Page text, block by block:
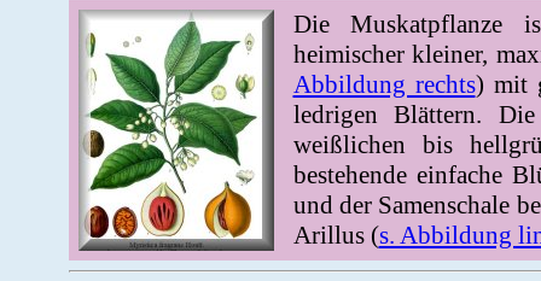
Die Muskatpflanze
heimischer kleiner,
Abbildung rechts) mit
ledrigen Blättern.
weißlichen bis
bestehende einfache
und der Samenschale
Arillus (s. Abbildung